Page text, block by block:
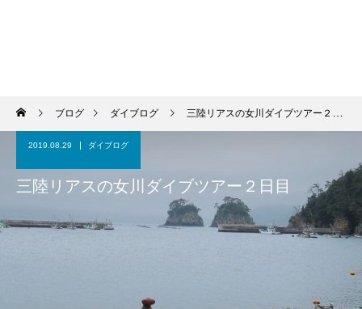
ブログ ダイブログ 三陸リアスの女川ダイブツアー２日目
2019.08.29 ダイブログ
三陸リアスの女川ダイブツアー２日目